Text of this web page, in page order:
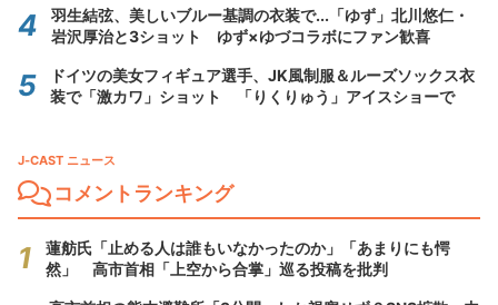
羽生結弦、美しいブルー基調の衣装で...「ゆず」北川悠仁・
岩沢厚治と3ショット ゆず×ゆづコラボにファン歓喜
ドイツの美女フィギュア選手、JK風制服＆ルーズソックス衣
装で「激カワ」ショット 「りくりゅう」アイスショーで
J-CAST ニュース
コメントランキング
蓮舫氏「止める人は誰もいなかったのか」「あまりにも愕
然」 高市首相「上空から合掌」巡る投稿を批判